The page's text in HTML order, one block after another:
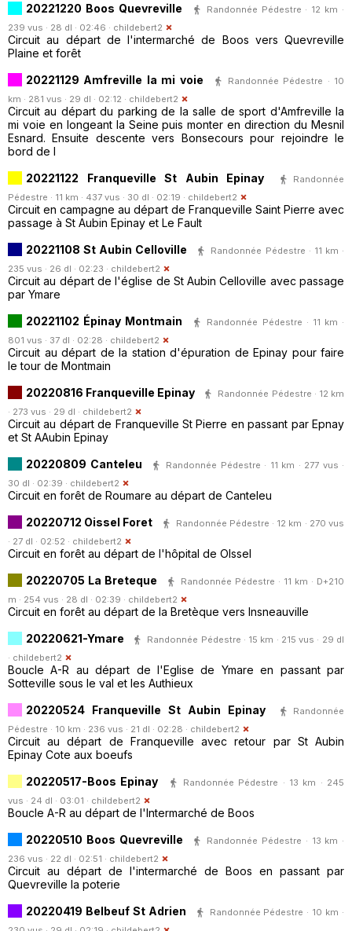
20221220 Boos Quevreville
Randonnée Pédestre · 12 km ·
239 vus · 28 dl · 02:46 · childebert2
Circuit au départ de l'intermarché de Boos vers Quevreville
Plaine et forêt
20221129 Amfreville la mi voie
Randonnée Pédestre · 10
km · 281 vus · 29 dl · 02:12 · childebert2
Circuit au départ du parking de la salle de sport d'Amfreville la
mi voie en longeant la Seine puis monter en direction du Mesnil
Esnard. Ensuite descente vers Bonsecours pour rejoindre le
bord de l
20221122 Franqueville St Aubin Epinay
Randonnée
Pédestre · 11 km · 437 vus · 30 dl · 02:19 · childebert2
Circuit en campagne au départ de Franqueville Saint Pierre avec
passage à St Aubin Epinay et Le Fault
20221108 St Aubin Celloville
Randonnée Pédestre · 11 km ·
235 vus · 26 dl · 02:23 · childebert2
Circuit au départ de l'église de St Aubin Celloville avec passage
par Ymare
20221102 Épinay Montmain
Randonnée Pédestre · 11 km ·
801 vus · 37 dl · 02:28 · childebert2
Circuit au départ de la station d'épuration de Epinay pour faire
le tour de Montmain
20220816 Franqueville Epinay
Randonnée Pédestre · 12 km
· 273 vus · 29 dl · childebert2
Circuit au départ de Franqueville St Pierre en passant par Epnay
et St AAubin Epinay
20220809 Canteleu
Randonnée Pédestre · 11 km · 277 vus ·
30 dl · 02:39 · childebert2
Circuit en forêt de Roumare au départ de Canteleu
20220712 Oissel Foret
Randonnée Pédestre · 12 km · 270 vus
· 27 dl · 02:52 · childebert2
Circuit en forêt au départ de l'hôpital de OIssel
20220705 La Breteque
Randonnée Pédestre · 11 km · D+210
m · 254 vus · 28 dl · 02:39 · childebert2
Circuit en forêt au départ de la Bretèque vers Insneauville
20220621-Ymare
Randonnée Pédestre · 15 km · 215 vus · 29 dl
· childebert2
Boucle A-R au départ de l'Eglise de Ymare en passant par
Sotteville sous le val et les Authieux
20220524 Franqueville St Aubin Epinay
Randonnée
Pédestre · 10 km · 236 vus · 21 dl · 02:28 · childebert2
Circuit au départ de Franqueville avec retour par St Aubin
Epinay Cote aux boeufs
20220517-Boos Epinay
Randonnée Pédestre · 13 km · 245
vus · 24 dl · 03:01 · childebert2
Boucle A-R au départ de l'Intermarché de Boos
20220510 Boos Quevreville
Randonnée Pédestre · 13 km ·
236 vus · 22 dl · 02:51 · childebert2
Circuit au départ de l'intermarché de Boos en passant par
Quevreville la poterie
20220419 Belbeuf St Adrien
Randonnée Pédestre · 10 km ·